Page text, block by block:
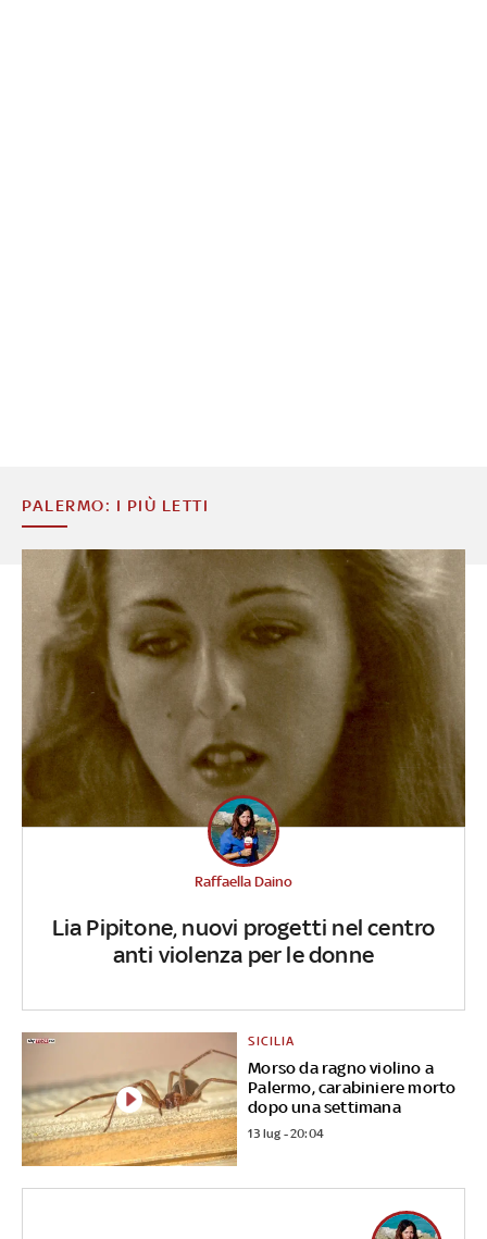
PALERMO: I PIÙ LETTI
Lia Pipitone, nuovi progetti nel centro
anti violenza per le donne
Raffaella Daino
Morso da ragno violino a
Palermo, carabiniere morto
dopo una settimana
SICILIA
13 lug - 20:04